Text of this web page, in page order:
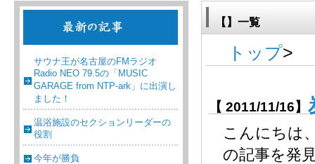
サウナ王が名古屋のFMラジオ
Radio NEO 79.5の「MUSIC
GARAGE from NTP-ark」に出演し
ました！
温浴施設のセクションリーダーの
役割
今年が勝負
【】一覧
トップ>
【 2011/11/16】
こんにちは
の記事を発